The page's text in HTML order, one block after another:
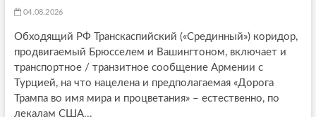
04.08.2026
Обходящий РФ Транскаспийский («Срединный») коридор,
продвигаемый Брюсселем и Вашингтоном, включает и
транспортное / транзитное сообщение Армении с
Турцией, на что нацелена и предполагаемая «Дорога
Трампа во имя мира и процветания» – естественно, по
лекалам США...